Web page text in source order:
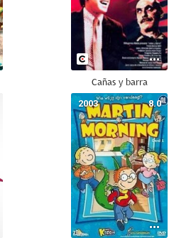
Cañas y barra
8.0
2003